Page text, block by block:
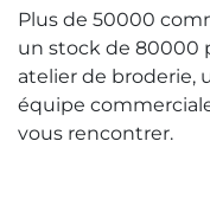
Plus de 50000
un stock de 80000
atelier de broderie,
équipe
vous rencontrer.